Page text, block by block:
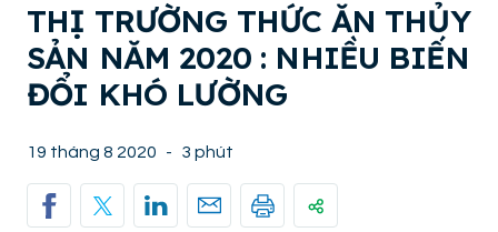
THỊ TRƯỜNG THỨC ĂN THỦY
SẢN NĂM 2020 : NHIỀU BIẾN
ĐỔI KHÓ LƯỜNG
19 tháng 8 2020 - 3 phút